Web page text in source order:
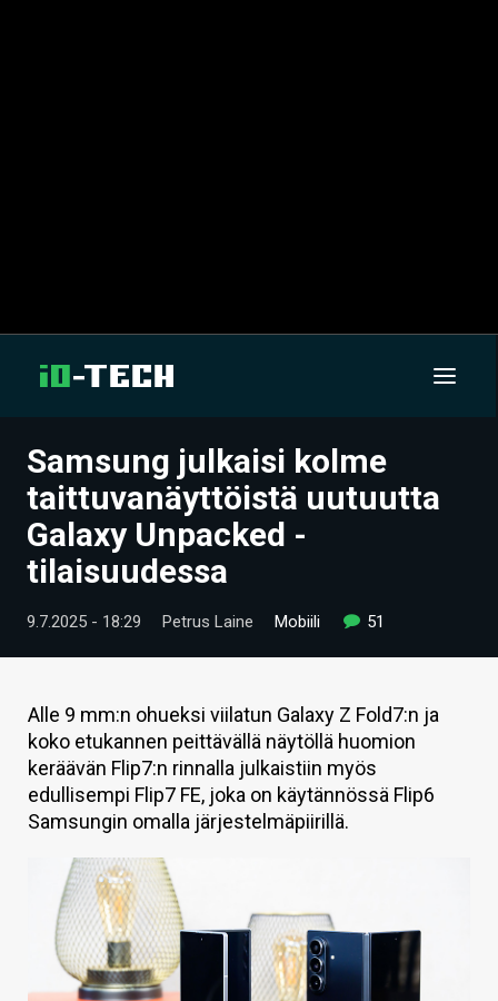
UUTISET
ARTIKKELIT
VIDEOT
TECHBBS
HINTA.FI
KAUPPA
VAIHDA TEEMA
HAKU
Samsung julkaisi kolme
taittuvanäyttöistä uutuutta
Galaxy Unpacked -
tilaisuudessa
9.7.2025 - 18:29 Petrus Laine Mobiili 51
Alle 9 mm:n ohueksi viilatun Galaxy Z Fold7:n ja
koko etukannen peittävällä näytöllä huomion
keräävän Flip7:n rinnalla julkaistiin myös
edullisempi Flip7 FE, joka on käytännössä Flip6
Samsungin omalla järjestelmäpiirillä.